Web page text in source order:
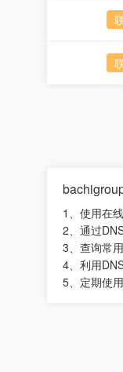
1、使用在
2、通过
3、查询常
4、利用
5、定期使